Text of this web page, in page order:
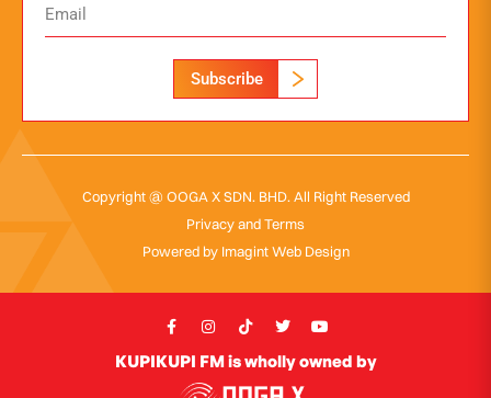
Subscribe
Copyright @ OOGA X SDN. BHD. All Right Reserved
Privacy and Terms
Powered by Imagint Web Design
KUPIKUPI FM is wholly owned by